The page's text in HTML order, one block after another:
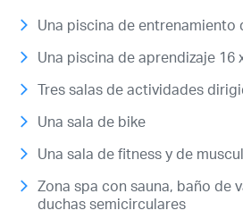
Una piscina de entrenamiento
Una piscina de aprendizaje 16
Tres salas de actividades
Una sala de bike
Una sala de fitness y de
Zona spa con sauna, baño de
duchas semicirculares